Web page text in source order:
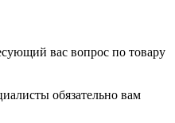
вас вопрос по товару
обязательно вам